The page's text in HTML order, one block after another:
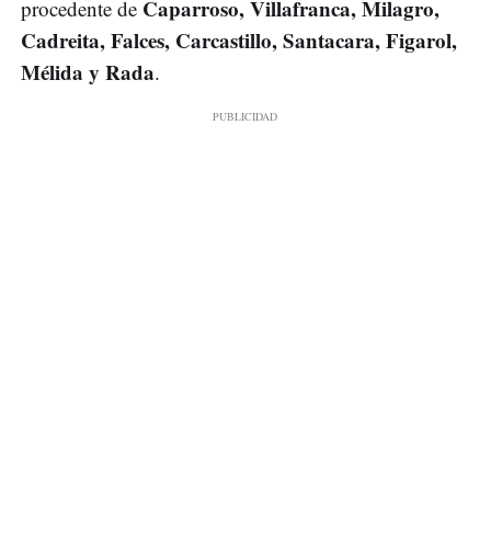
procedente de Caparroso, Villafranca, Milagro,
Cadreita, Falces, Carcastillo, Santacara, Figarol,
Mélida y Rada.